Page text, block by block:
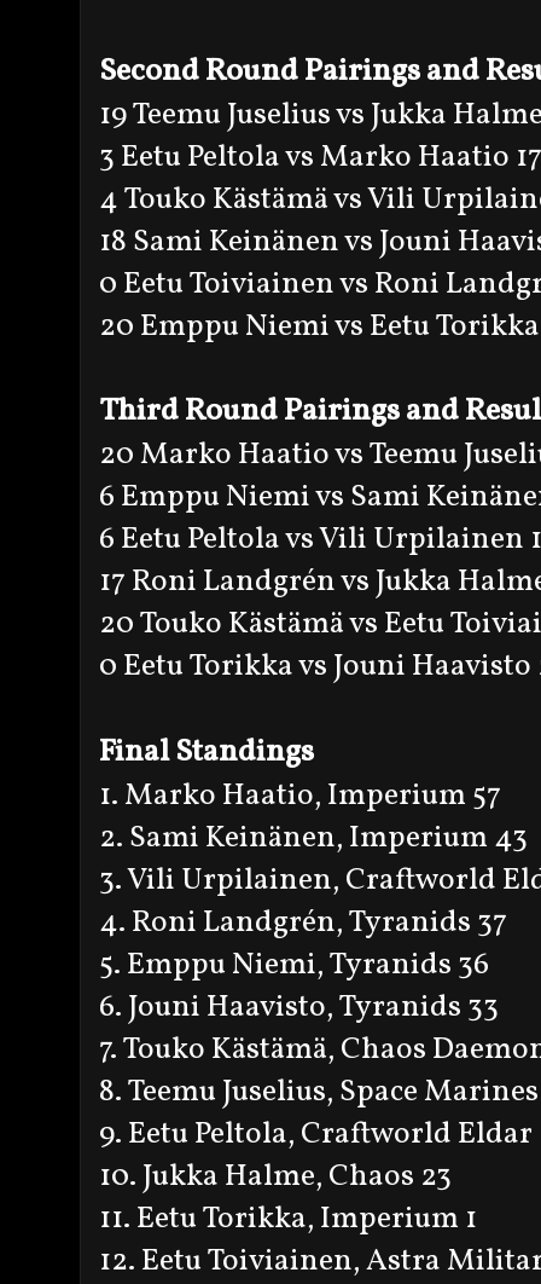
Second Round Pairings and
19 Teemu Juselius vs Jukka
3 Eetu Peltola vs Marko Haatio 17
4 Touko Kästämä vs Vili
18 Sami Keinänen vs Jouni
0 Eetu Toiviainen vs Roni
20 Emppu Niemi vs Eetu
Third Round Pairings and
20 Marko Haatio vs Teemu
6 Emppu Niemi vs Sami
6 Eetu Peltola vs Vili Urpilainen
17 Roni Landgrén vs Jukka
20 Touko Kästämä vs Eetu
0 Eetu Torikka vs Jouni Haavisto
Final Standings
1. Marko Haatio, Imperium 57
2. Sami Keinänen, Imperium 43
3. Vili Urpilainen, Craftworld
4. Roni Landgrén, Tyranids 37
5. Emppu Niemi, Tyranids 36
6. Jouni Haavisto, Tyranids 33
7. Touko Kästämä, Chaos
8. Teemu Juselius, Space
9. Eetu Peltola, Craftworld Eldar
10. Jukka Halme, Chaos 23
11. Eetu Torikka, Imperium 1
12. Eetu Toiviainen, Astra